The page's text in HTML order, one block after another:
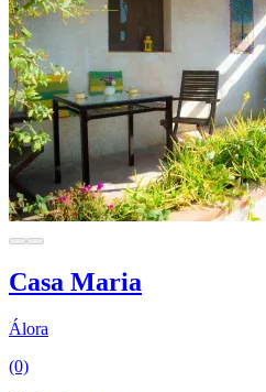
Casa Maria
Álora
(0)